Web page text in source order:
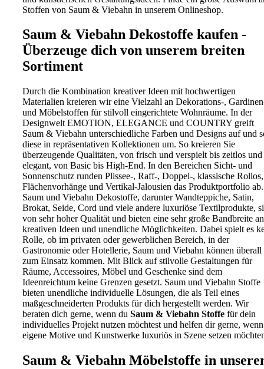
Stoffen von Saum & Viebahn in unserem Onlineshop.
Saum & Viebahn Dekostoffe kaufen -
Überzeuge dich von unserem breiten
Sortiment
Durch die Kombination kreativer Ideen mit hochwertigen
Materialien kreieren wir eine Vielzahl an Dekorations-,
und Möbelstoffen für stilvoll eingerichtete Wohnräume. In der
Designwelt EMOTION, ELEGANCE und COUNTRY greift
Saum & Viebahn unterschiedliche Farben und Designs auf und
diese in repräsentativen Kollektionen um. So kreieren Sie
überzeugende Qualitäten, von frisch und verspielt bis zeitlos und
elegant, von Basic bis High-End. In den Bereichen Sicht- und
Sonnenschutz runden Plissee-, Raff-, Doppel-, klassische Rollos,
Flächenvorhänge und Vertikal-Jalousien das Produktportfolio ab.
Saum und Viebahn Dekostoffe, darunter Wandteppiche, Satin,
Brokat, Seide, Cord und viele andere luxuriöse Textilprodukte,
von sehr hoher Qualität und bieten eine sehr große Bandbreite an
kreativen Ideen und unendliche Möglichkeiten. Dabei spielt es
Rolle, ob im privaten oder gewerblichen Bereich, in der
Gastronomie oder Hotellerie, Saum und Viebahn können überall
zum Einsatz kommen. Mit Blick auf stilvolle Gestaltungen für
Räume, Accessoires, Möbel und Geschenke sind dem
Ideenreichtum keine Grenzen gesetzt. Saum und Viebahn Stoffe
bieten unendliche individuelle Lösungen, die als Teil eines
maßgeschneiderten Produkts für dich hergestellt werden. Wir
beraten dich gerne, wenn du Saum & Viebahn Stoffe für dein
individuelles Projekt nutzen möchtest und helfen dir gerne,
eigene Motive und Kunstwerke luxuriös in Szene setzen
Saum & Viebahn Möbelstoffe in